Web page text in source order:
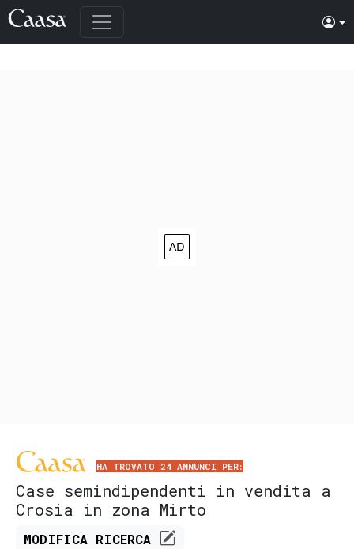
HA TROVATO 24 ANNUNCI PER:
Case semindipendenti in vendita a
Crosia in zona Mirto
MODIFICA RICERCA